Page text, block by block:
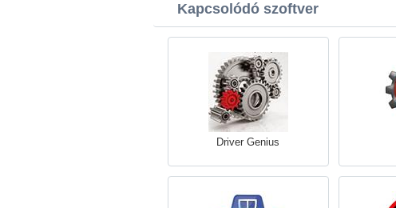
Kapcsolódó szoftver
Driver Genius